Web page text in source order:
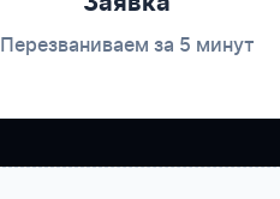
Перезваниваем за 5 минут